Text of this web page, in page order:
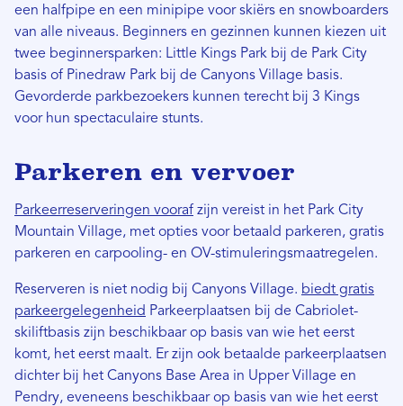
een halfpipe en een minipipe voor skiërs en snowboarders
van alle niveaus. Beginners en gezinnen kunnen kiezen uit
twee beginnersparken: Little Kings Park bij de Park City
basis of Pinedraw Park bij de Canyons Village basis.
Gevorderde parkbezoekers kunnen terecht bij 3 Kings
voor hun spectaculaire stunts.
Parkeren en vervoer
Parkeerreserveringen vooraf zijn vereist in het Park City
Mountain Village, met opties voor betaald parkeren, gratis
parkeren en carpooling- en OV-stimuleringsmaatregelen.
Reserveren is niet nodig bij Canyons Village. biedt gratis
parkeergelegenheid Parkeerplaatsen bij de Cabriolet-
skiliftbasis zijn beschikbaar op basis van wie het eerst
komt, het eerst maalt. Er zijn ook betaalde parkeerplaatsen
dichter bij het Canyons Base Area in Upper Village en
Pendry, eveneens beschikbaar op basis van wie het eerst